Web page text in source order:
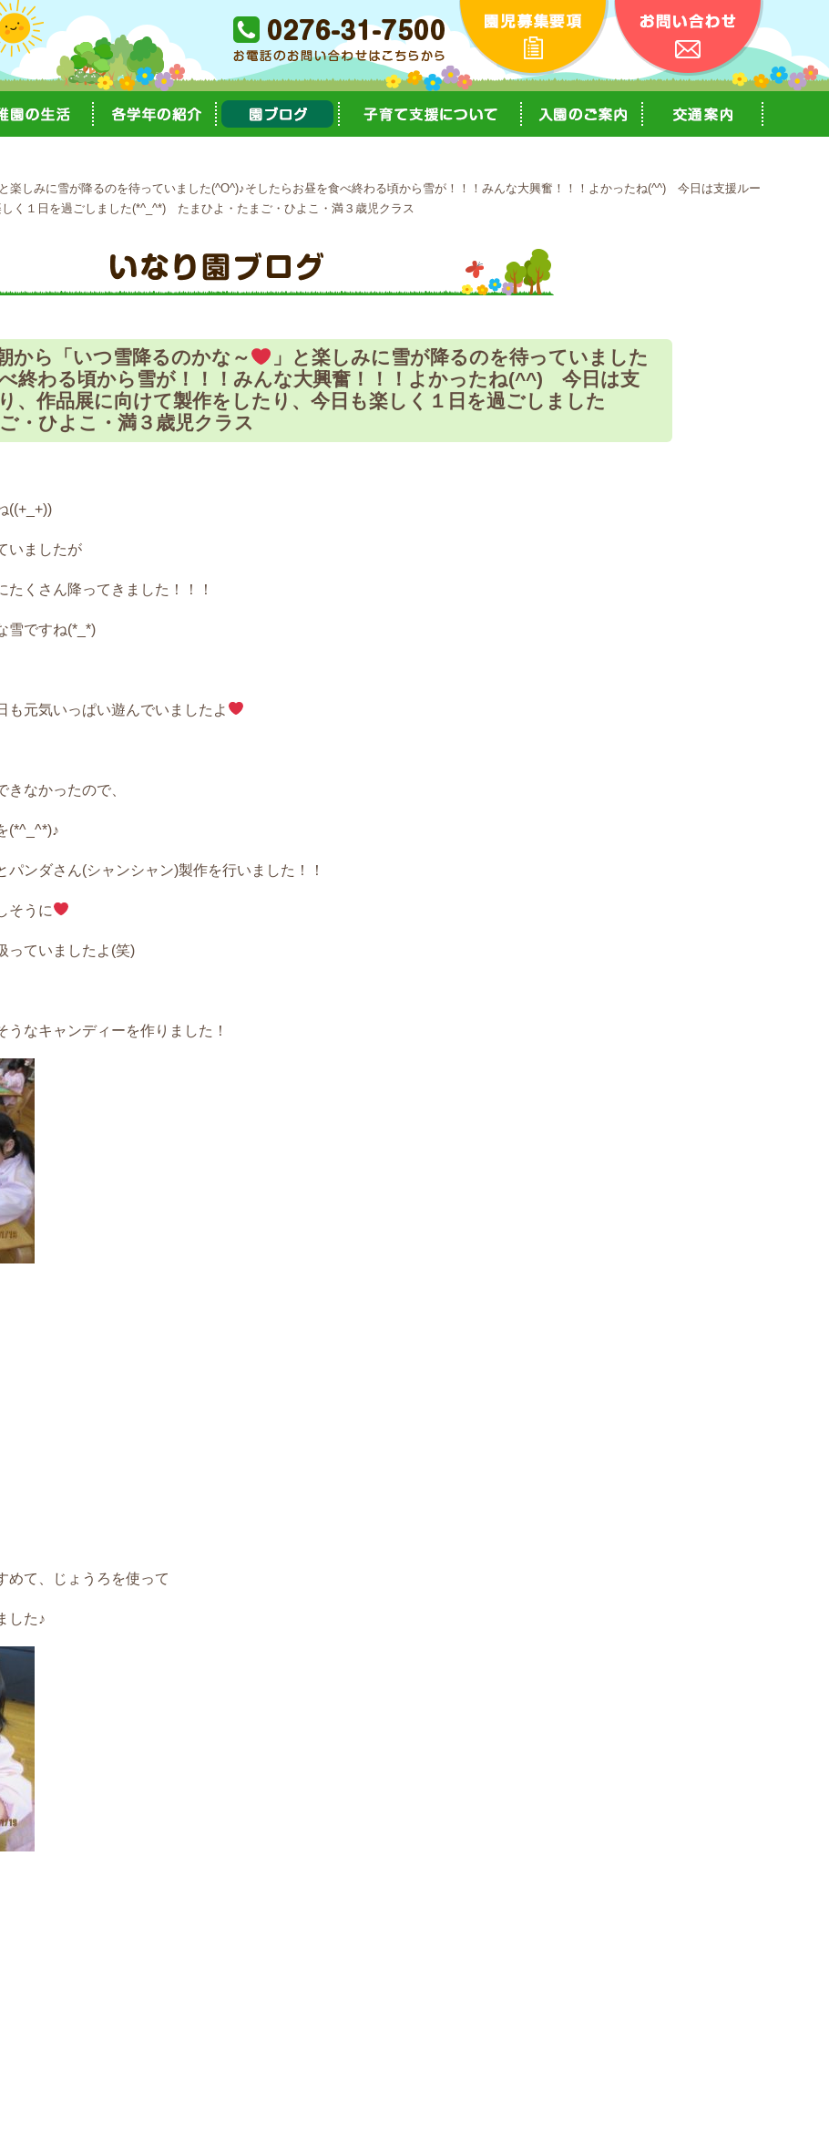
楽しみに雪が降るのを待っていました(^O^)♪そしたらお昼を食べ終わる頃から雪が！！！みんな大興奮！！！よかったね(^^) 今日は支援ルー
く１日を過ごしました(*^_^*) たまひよ・たまご・ひよこ・満３歳児クラス
から「いつ雪降るのかな～
」と楽しみに雪が降るのを待っていました
終わる頃から雪が！！！みんな大興奮！！！よかったね(^^) 今日は支
、作品展に向けて製作をしたり、今日も楽しく１日を過ごしました
ひよこ・満３歳児クラス
((+_+))
いましたが
くさん降ってきました！！！
雪ですね(*_*)
も元気いっぱい遊んでいましたよ
なかったので、
(*^_^*)♪
ンダさん(シャンシャン)製作を行いました！！
そうに
っていましたよ(笑)
なキャンディーを作りました！
めて、じょうろを使って
した♪